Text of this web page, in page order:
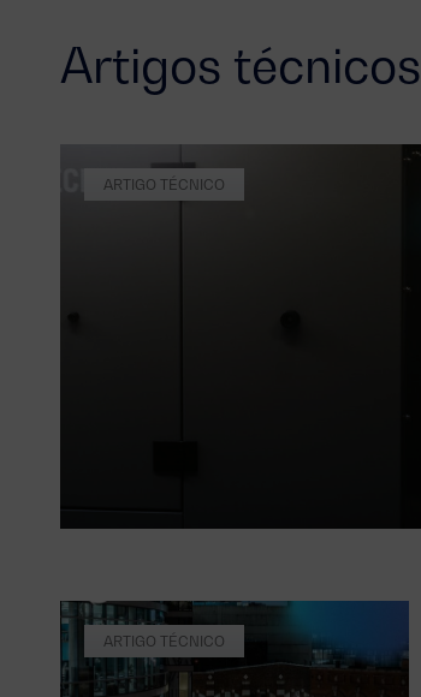
Artigos técnicos
ARTIGO TÉCNICO
ARTIGO TÉCNICO